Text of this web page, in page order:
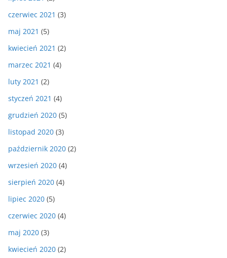
czerwiec 2021 (3)
maj 2021 (5)
kwiecień 2021 (2)
marzec 2021 (4)
luty 2021 (2)
styczeń 2021 (4)
grudzień 2020 (5)
listopad 2020 (3)
październik 2020 (2)
wrzesień 2020 (4)
sierpień 2020 (4)
lipiec 2020 (5)
czerwiec 2020 (4)
maj 2020 (3)
kwiecień 2020 (2)